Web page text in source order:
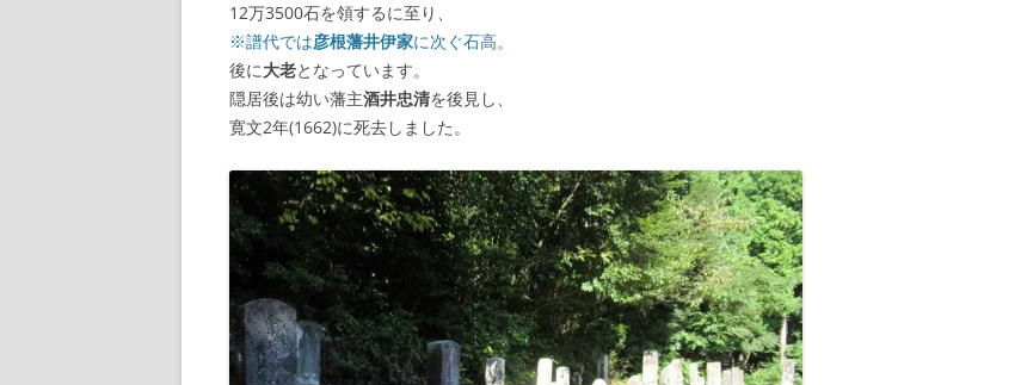
12万3500石を領するに至り、
※譜代では彦根藩井伊家に次ぐ石高。
後に大老となっています。
隠居後は幼い藩主酒井忠清を後見し、
寛文2年(1662)に死去しました。